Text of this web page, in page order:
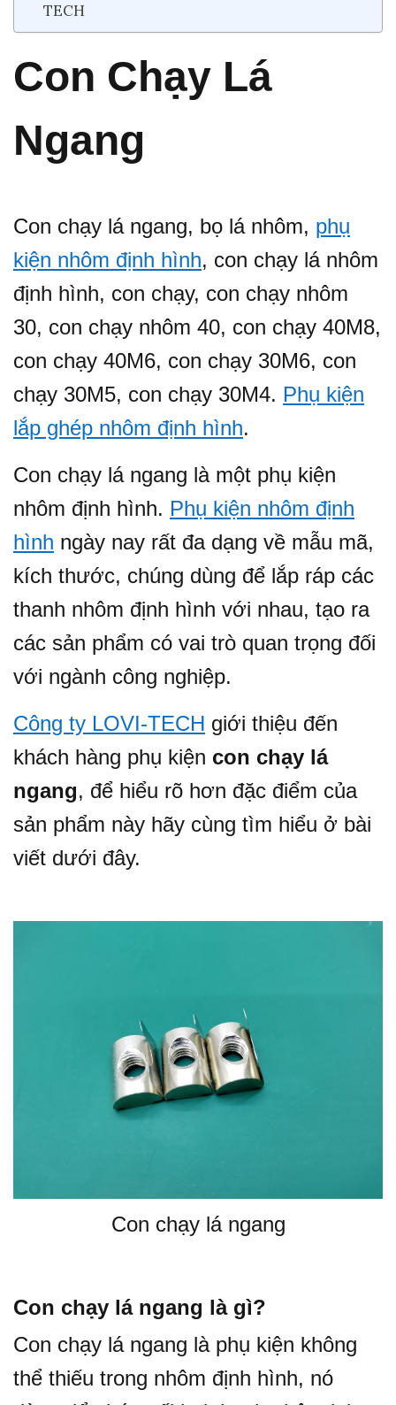
TECH
Con Chạy Lá
Ngang
Con chạy lá ngang, bọ lá nhôm, phụ
kiện nhôm định hình, con chạy lá nhôm
định hình, con chạy, con chạy nhôm
30, con chạy nhôm 40, con chạy 40M8,
con chạy 40M6, con chạy 30M6, con
chạy 30M5, con chạy 30M4. Phụ kiện
lắp ghép nhôm định hình.
Con chạy lá ngang là một phụ kiện
nhôm định hình. Phụ kiện nhôm định
hình ngày nay rất đa dạng về mẫu mã,
kích thước, chúng dùng để lắp ráp các
thanh nhôm định hình với nhau, tạo ra
các sản phẩm có vai trò quan trọng đối
với ngành công nghiệp.
Công ty LOVI-TECH giới thiệu đến
khách hàng phụ kiện con chạy lá
ngang, để hiểu rõ hơn đặc điểm của
sản phẩm này hãy cùng tìm hiểu ở bài
viết dưới đây.
Con chạy lá ngang
Con chạy lá ngang là gì?
Con chạy lá ngang là phụ kiện không
thể thiếu trong nhôm định hình, nó